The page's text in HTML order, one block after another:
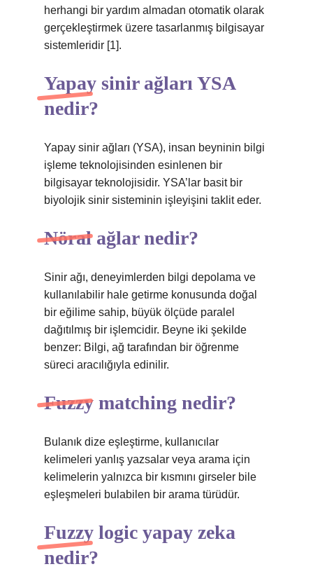
herhangi bir yardım almadan otomatik olarak
gerçekleştirmek üzere tasarlanmış bilgisayar
sistemleridir [1].
Yapay sinir ağları YSA
nedir?
Yapay sinir ağları (YSA), insan beyninin bilgi
işleme teknolojisinden esinlenen bir
bilgisayar teknolojisidir. YSA’lar basit bir
biyolojik sinir sisteminin işleyişini taklit eder.
Nöral ağlar nedir?
Sinir ağı, deneyimlerden bilgi depolama ve
kullanılabilir hale getirme konusunda doğal
bir eğilime sahip, büyük ölçüde paralel
dağıtılmış bir işlemcidir. Beyne iki şekilde
benzer: Bilgi, ağ tarafından bir öğrenme
süreci aracılığıyla edinilir.
Fuzzy matching nedir?
Bulanık dize eşleştirme, kullanıcılar
kelimeleri yanlış yazsalar veya arama için
kelimelerin yalnızca bir kısmını girseler bile
eşleşmeleri bulabilen bir arama türüdür.
Fuzzy logic yapay zeka
nedir?